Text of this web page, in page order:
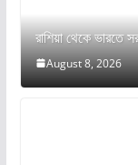
রাশিয়া থেকে ভারতে
August 8, 2026